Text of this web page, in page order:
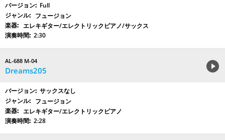
Full
フュージョン
エレキギター/エレクトリックピアノ/サックス
2:30
AL-688 M-04
Dreams205
サックスなし
フュージョン
エレキギター/エレクトリックピアノ
2:28